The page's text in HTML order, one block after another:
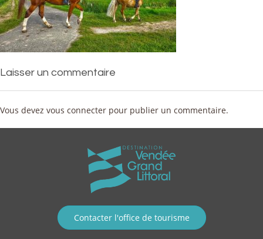
Laisser un commentaire
Vous devez vous connecter pour publier un commentaire.
Contacter l'office de tourisme